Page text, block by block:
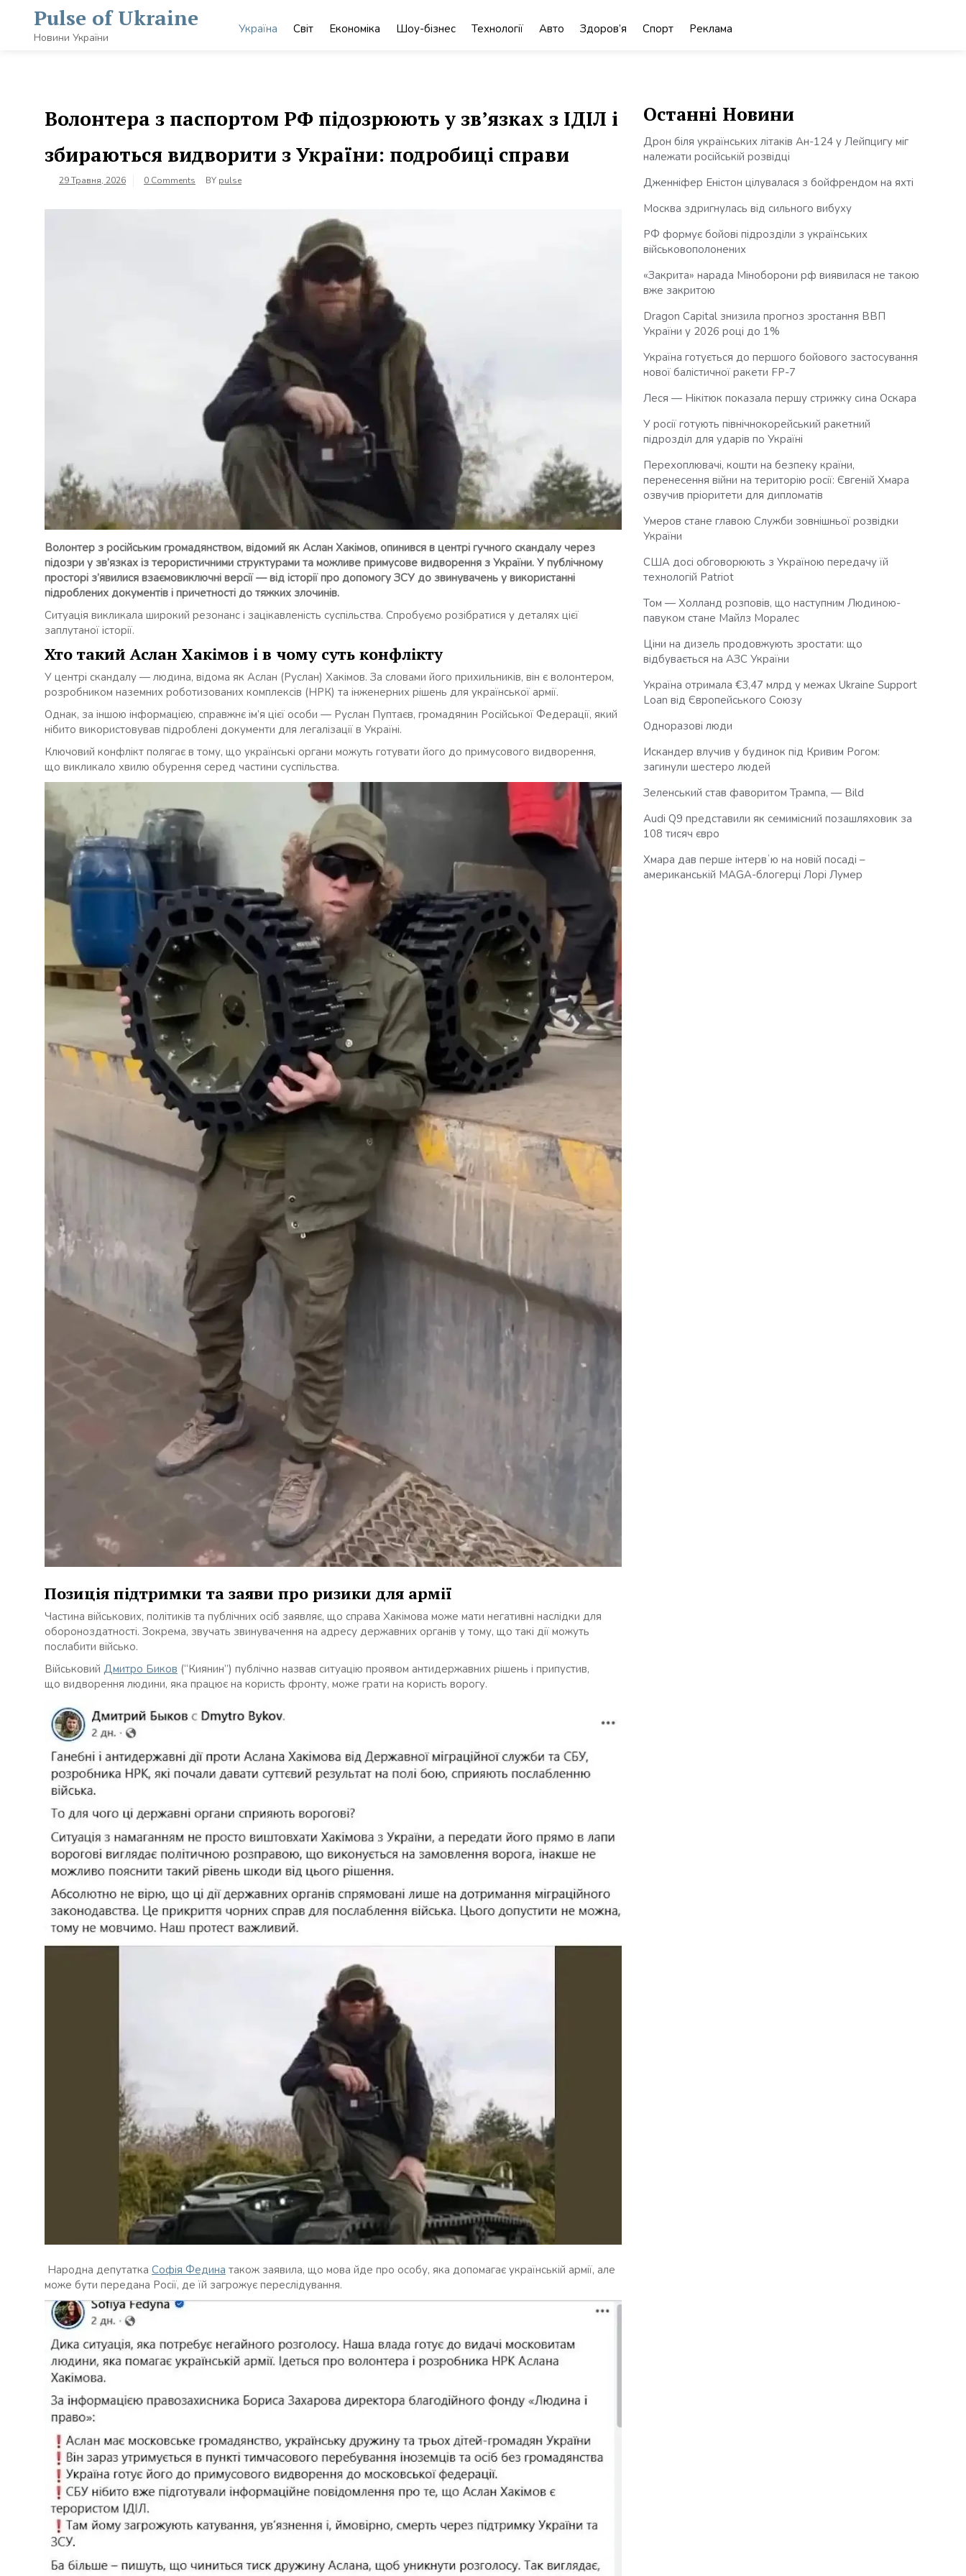
content
Pulse of Ukraine
Новини України
Україна Світ Економіка Шоу-бізнес Технології Авто Здоров’я Спорт Реклама
Волонтера з паспортом РФ підозрюють у зв’язках з ІДІЛ і
збираються видворити з України: подробиці справи
29 Травня, 2026 0 Comments BY pulse
Волонтер з російським громадянством, відомий як Аслан Хакімов, опинився в центрі гучного скандалу через
підозри у зв’язках із терористичними структурами та можливе примусове видворення з України. У публічному
просторі з’явилися взаємовиключні версії — від історії про допомогу ЗСУ до звинувачень у використанні
підроблених документів і причетності до тяжких злочинів.
Ситуація викликала широкий резонанс і зацікавленість суспільства. Спробуємо розібратися у деталях цієї
заплутаної історії.
Хто такий Аслан Хакімов і в чому суть конфлікту
У центрі скандалу — людина, відома як Аслан (Руслан) Хакімов. За словами його прихильників, він є волонтером,
розробником наземних роботизованих комплексів (НРК) та інженерних рішень для української армії.
Однак, за іншою інформацією, справжнє ім’я цієї особи — Руслан Пуптаєв, громадянин Російської Федерації, який
нібито використовував підроблені документи для легалізації в Україні.
Ключовий конфлікт полягає в тому, що українські органи можуть готувати його до примусового видворення,
що викликало хвилю обурення серед частини суспільства.
Позиція підтримки та заяви про ризики для армії
Частина військових, політиків та публічних осіб заявляє, що справа Хакімова може мати негативні наслідки для
обороноздатності. Зокрема, звучать звинувачення на адресу державних органів у тому, що такі дії можуть
послабити військо.
Військовий Дмитро Биков (“Киянин”) публічно назвав ситуацію проявом антидержавних рішень і припустив,
що видворення людини, яка працює на користь фронту, може грати на користь ворогу.
Народна депутатка Софія Федина також заявила, що мова йде про особу, яка допомагає українській армії, але
може бути передана Росії, де їй загрожує переслідування.
Останні Новини
Дрон біля українських літаків Ан-124 у Лейпцигу міг
належати російській розвідці
Дженніфер Еністон цілувалася з бойфрендом на яхті
Москва здригнулась від сильного вибуху
РФ формує бойові підрозділи з українських
військовополонених
«Закрита» нарада Міноборони рф виявилася не такою
вже закритою
Dragon Capital знизила прогноз зростання ВВП
України у 2026 році до 1%
Україна готується до першого бойового застосування
нової балістичної ракети FP-7
Леся — Нікітюк показала першу стрижку сина Оскара
У росії готують північнокорейський ракетний
підрозділ для ударів по Україні
Перехоплювачі, кошти на безпеку країни,
перенесення війни на територію росії: Євгеній Хмара
озвучив пріоритети для дипломатів
Умеров стане главою Служби зовнішньої розвідки
України
США досі обговорюють з Україною передачу їй
технологій Patriot
Том — Холланд розповів, що наступним Людиною-
павуком стане Майлз Моралес
Ціни на дизель продовжують зростати: що
відбувається на АЗС України
Україна отримала €3,47 млрд у межах Ukraine Support
Loan від Європейського Союзу
Одноразові люди
Искандер влучив у будинок під Кривим Рогом:
загинули шестеро людей
Зеленський став фаворитом Трампа, — Bild
Audi Q9 представили як семимісний позашляховик за
108 тисяч євро
Хмара дав перше інтервʼю на новій посаді –
американській MAGA-блогерці Лорі Лумер